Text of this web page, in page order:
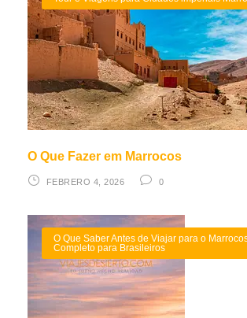
O Que Fazer em Marrocos
FEBRERO 4, 2026 0
O Que Saber Antes de Viajar para o
Completo para Brasileiros